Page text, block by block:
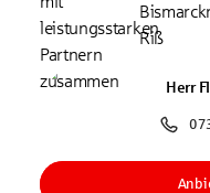
Riß
Herr